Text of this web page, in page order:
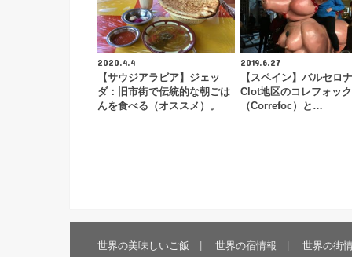
2020.4.4
【サウジアラビア】ジェッ
ダ：旧市街で伝統的な朝ごは
んを食べる（オススメ）。
2019.6.27
【スペイン】バルセロ
Clot地区のコレフォック
（Correfoc）と…
世界の美味しいご飯 世界の宿情報 世界の街